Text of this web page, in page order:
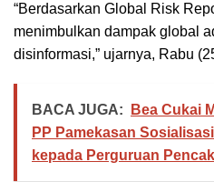
“Berdasarkan Global Risk
menimbulkan dampak global
disinformasi,” ujarnya, Rabu
BACA JUGA:
Bea Cukai
PP Pamekasan
kepada Perguruan